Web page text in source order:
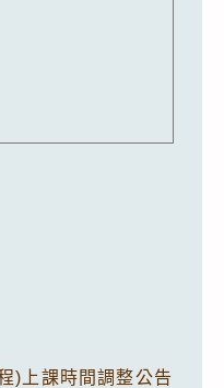
)上課時間調整公告